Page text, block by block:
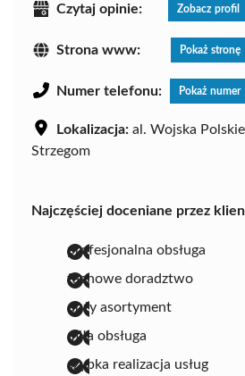
Czytaj opinie: Zobacz profil
Strona www: Pokaż stronę
Numer telefonu: Pokaż numer
Lokalizacja: al. Wojska
Strzegom
Najczęściej doceniane przez
profesjonalna obsługa
fachowe doradztwo
duży asortyment
miła obsługa
szybka realizacja usług